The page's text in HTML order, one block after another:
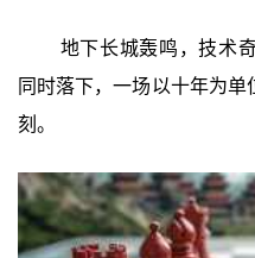
地下长城轰鸣，技术
同时落下，一场以十年为
刻。